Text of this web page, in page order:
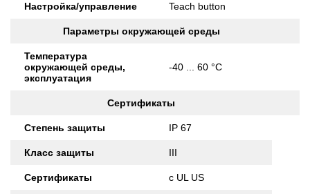
Настройка/управление Teach button
Параметры окружающей среды
Температура
окружающей среды,
эксплуатация
-40 ... 60 °C
Сертификаты
Степень защиты IP 67
Класс защиты III
Сертификаты c UL US